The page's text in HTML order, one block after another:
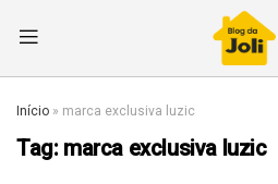
Início » marca exclusiva luzic
Tag: marca exclusiva luzic